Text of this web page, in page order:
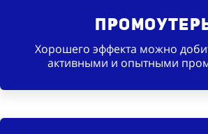
Хорошего эффекта можно
активными и опытными